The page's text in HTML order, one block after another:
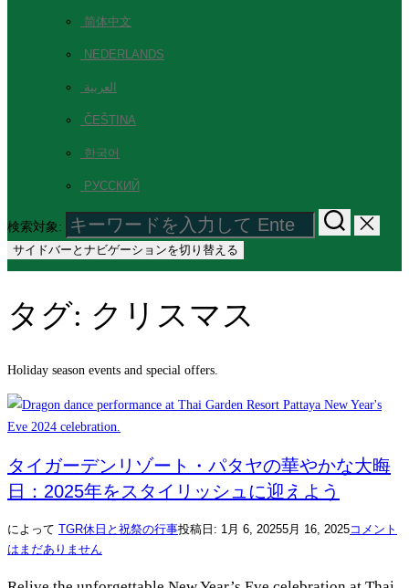
简体中文
NEDERLANDS
العربية
ČEŠTINA
한국어
РУССКИЙ
検索対象:
サイドバーとナビゲーションを切り替える
タグ: クリスマス
Holiday season events and special offers.
タイガーデンリゾート・パタヤの華やかな大晦
日：2025年をスタイリッシュに迎えよう
によって TGR休日と祝祭の行事投稿日: 1月 6, 20255月 16, 2025コメント
はまだありません